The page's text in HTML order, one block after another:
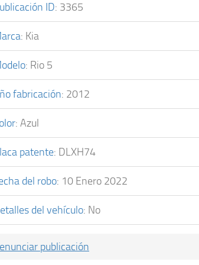
ID: 3365
: Kia
: Rio 5
fabricación: 2012
: Azul
patente: DLXH74
del robo: 10 Enero 2022
del vehículo: No
publicación